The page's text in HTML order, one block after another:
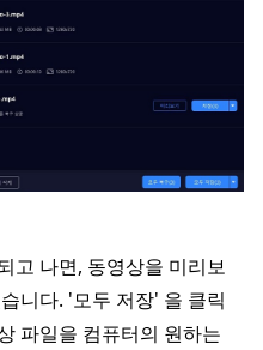
고 나면, 동영상을 미리보
니다. '모두 저장' 을 클릭
파일을 컴퓨터의 원하는